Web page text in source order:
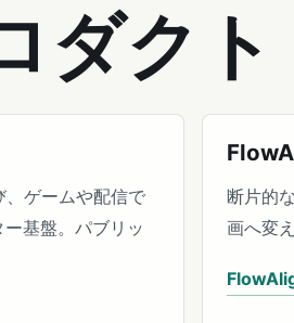
ダクト
、ゲームや配信で
基盤。パブリッ
断片的
画へ変